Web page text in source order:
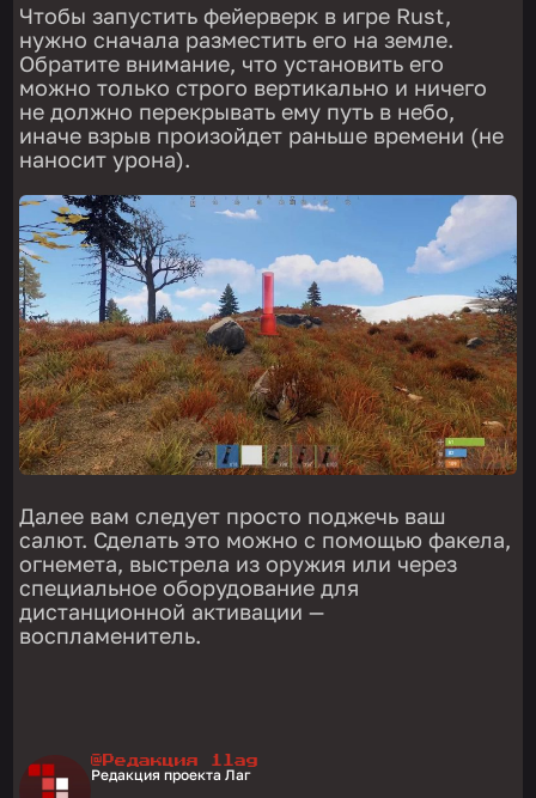
Чтобы запустить фейерверк в игре Rust,
нужно сначала разместить его на земле.
Обратите внимание, что установить его
можно только строго вертикально и ничего
не должно перекрывать ему путь в небо,
иначе взрыв произойдет раньше времени (не
наносит урона).
Далее вам следует просто поджечь ваш
салют. Сделать это можно с помощью факела,
огнемета, выстрела из оружия или через
специальное оборудование для
дистанционной активации —
воспламенитель.
@Редакция 1lag
Редакция проекта Лаг